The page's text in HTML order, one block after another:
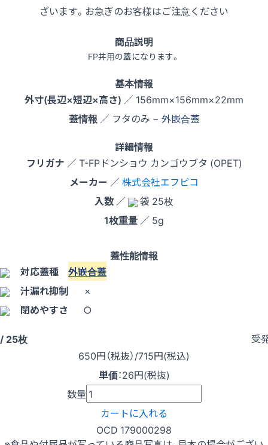
ざいます。お急ぎのお客様はご注意ください
商品説明
FP丼用の蓋になります。
基本情報
外寸(長辺×短辺×高さ) ／ 156mm×156mm×22mm
蓋情報 ／ フタのみ − 外嵌合蓋
詳細情報
フリガナ ／ T-FPドンショウ カンゴウブタ (OPET)
メーカー ／株式会社エフピコ
入数 ／
袋 25枚
1枚重量 ／ 5g
蓋性能情報
対応蓋種 外嵌合蓋
汁漏れ抑制
×
閉めやすさ
○
25枚
受
650円（税抜）/715円(税込)
単価：26円(税抜)
数量
カートに入れる
OCD 179000298